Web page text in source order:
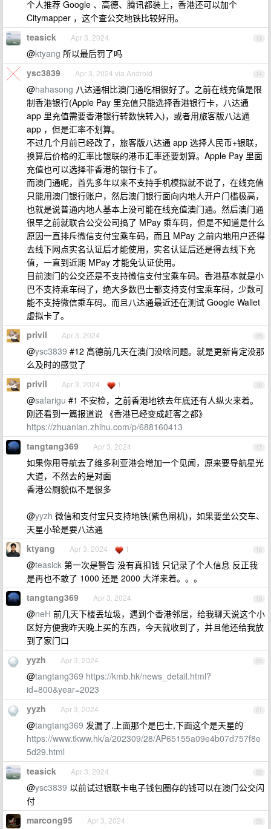
个人推荐 Google 、高德、腾讯都装上，香港还可以加个
Citymapper ，这个查公交地铁比较好用。
13
teasick Apr 3, 2024
@ktyang 所以最后罚了吗
14
ysc3839 Apr 3, 2024 via Android
@hahasong 八达通相比澳门通吃相很好了。之前在线充值是限
制香港银行(Apple Pay 里充值只能选择香港银行卡，八达通
app 里充值需要香港银行转数快转入)，或者用旅客版八达通
app ，但是汇率不划算。
不过几个月前已经改了，旅客版八达通 app 选择人民币+银联，
换算后价格的汇率比银联的港币汇率还要划算。Apple Pay 里面
充值也可以选择非香港的银行卡了。
而澳门通呢，首先多年以来不支持手机模拟就不说了，在线充值
只能用澳门银行账户，然后澳门银行面向内地人开户门槛极高，
也就是说普通内地人基本上没可能在线充值澳门通。然后澳门通
很早之前就联合公交公司搞了 MPay 乘车码，但是不知道是什么
原因一直排斥微信支付宝乘车码，而且 MPay 之前内地用户还得
去线下网点实名认证后才能使用，实名认证后还是得去线下充
值，一直到近期 MPay 才能免认证使用。
目前澳门的公交还是不支持微信支付宝乘车码。香港基本就是小
巴不支持乘车码了，绝大多数巴士都支持支付宝乘车码，少数可
能不支持微信乘车码。而且八达通最近还在测试 Google Wallet
虚拟卡了。
15
privil Apr 3, 2024
@ysc3839 #12 高德前几天在澳门没啥问题。就是更新肯定没那
么及时的感觉了
16
privil Apr 3, 2024 1
@safarigu #1 不安检，之前香港地铁去年底还有人纵火来着。
刚还看到一篇报道说 《香港已经变成赶客之都》
https://zhuanlan.zhihu.com/p/688160413
17
tangtang369 Apr 3, 2024
如果你用导航去了维多利亚港会增加一个见闻，原来要导航星光
大道，不然去的是对面
香港公厕貌似不是很多
@yyzh 微信和支付宝只支持地铁(紫色闸机)，如果要坐公交车、
天星小轮是要八达通
18
ktyang Apr 3, 2024 1
@teasick 第一次是警告 没有真扣钱 只记录了个人信息 反正我
是再也不敢了 1000 还是 2000 大洋来着。。。
19
tangtang369 Apr 3, 2024
@neH 前几天下楼丢垃圾，遇到个香港邻居，给我聊天说这个小
区好方便我昨天晚上买的东西，今天就收到了，并且他还给我放
到了家门口
20
yyzh Apr 3, 2024
@tangtang369 https://kmb.hk/news_detail.html?
id=800&year=2023
21
yyzh Apr 3, 2024
@tangtang369 发漏了.上面那个是巴士,下面这个是天星的
https://www.tkww.hk/a/202309/28/AP65155a09e4b07d757f8e
5d29.html
22
teasick Apr 3, 2024
@ysc3839 以前试过银联卡电子钱包圈存的钱可以在澳门公交闪
付
23
marcong95 Apr 3, 2024